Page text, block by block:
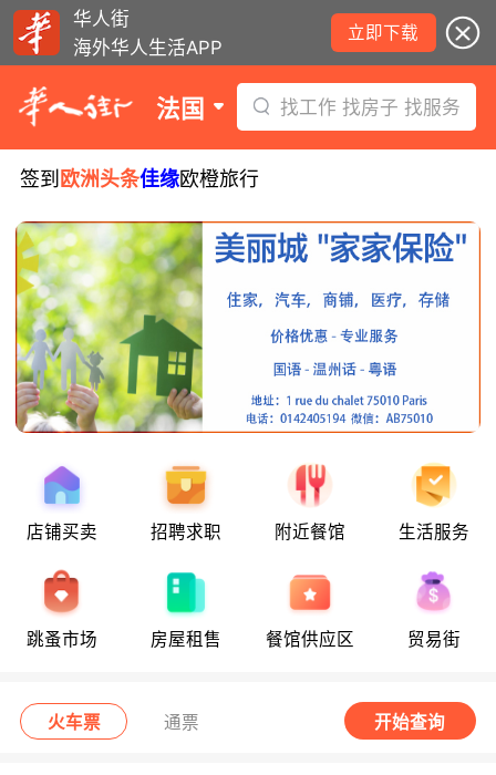
华人街
海外华人生活APP
立即下载
法国 找工作 找房子 找服务
签到 欧洲头条佳缘欧橙旅行
店铺买卖 招聘求职 附近餐馆 生活服务
跳蚤市场 房屋租售 餐馆供应区 贸易街
火车票 通票 开始查询